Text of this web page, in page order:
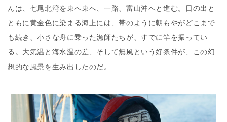
んは、七尾北湾を東へ東へ、一路、富山沖へと進む。日の出と
ともに黄金色に染まる海上には、帯のように朝もやがどこまで
も続き、小さな舟に乗った漁師たちが、すでに竿を振ってい
る。大気温と海水温の差、そして無風という好条件が、この幻
想的な風景を生み出したのだ。